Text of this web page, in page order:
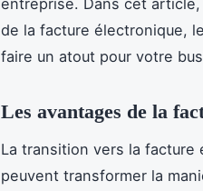
entreprise. Dans cet
de la facture électronique,
faire un atout pour votre
Les avantages de la
La transition vers la
peuvent transformer la